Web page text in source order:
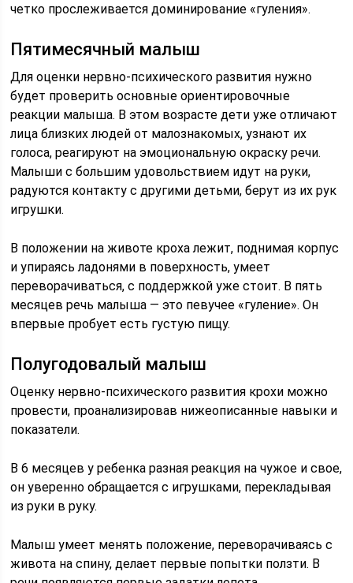
четко прослеживается доминирование «гуления».
Пятимесячный малыш
Для оценки нервно-психического развития нужно
будет проверить основные ориентировочные
реакции малыша. В этом возрасте дети уже отличают
лица близких людей от малознакомых, узнают их
голоса, реагируют на эмоциональную окраску речи.
Малыши с большим удовольствием идут на руки,
радуются контакту с другими детьми, берут из их рук
игрушки.
В положении на животе кроха лежит, поднимая корпус
и упираясь ладонями в поверхность, умеет
переворачиваться, с поддержкой уже стоит. В пять
месяцев речь малыша — это певучее «гуление». Он
впервые пробует есть густую пищу.
Полугодовалый малыш
Оценку нервно-психического развития крохи можно
провести, проанализировав нижеописанные навыки и
показатели.
В 6 месяцев у ребенка разная реакция на чужое и свое,
он уверенно обращается с игрушками, перекладывая
из руки в руку.
Малыш умеет менять положение, переворачиваясь с
живота на спину, делает первые попытки ползти. В